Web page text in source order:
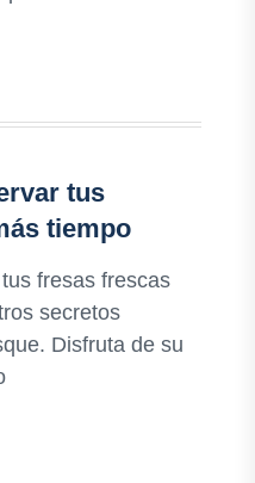
tus
tiempo
fresas frescas
secretos
Disfruta de su